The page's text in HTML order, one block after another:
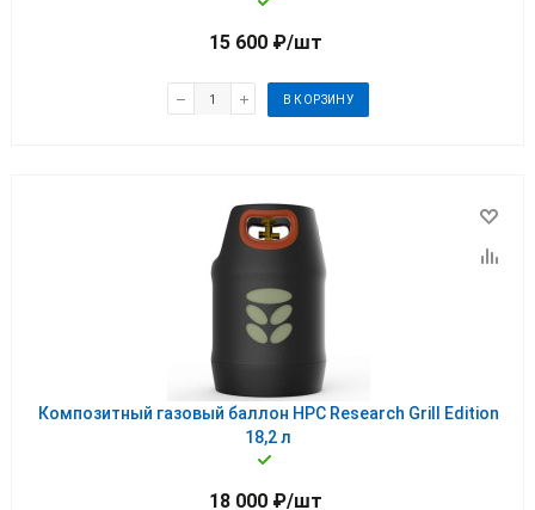
15 600 ₽/шт
В КОРЗИНУ
Композитный газовый баллон HPC Research Grill Edition
18,2 л
18 000 ₽/шт